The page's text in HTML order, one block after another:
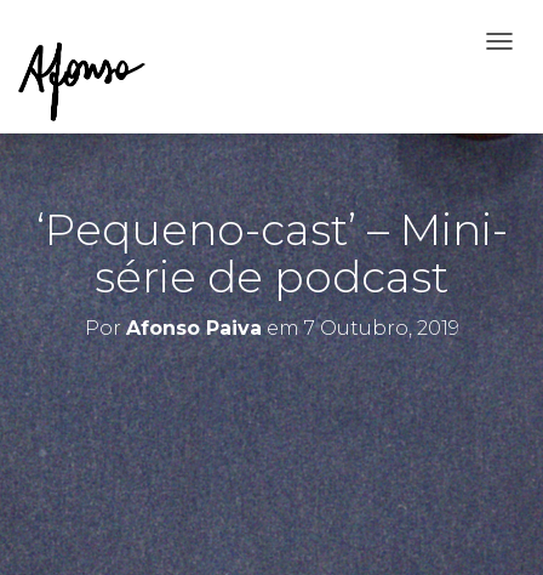
R
N
A
R
A
N
A
V
E
G
Ç
Ã
O
‘Pequeno-cast’ – Mini-
série de podcast
PorAfonso Paivaem7 Outubro, 2019